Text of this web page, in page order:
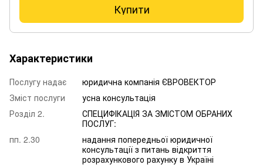
Купити
Характеристики
Послугу надає
юридична компанія ЄВРОВЕКТОР
Зміст послуги
усна консультація
Розділ 2.
СПЕЦИФІКАЦІЯ ЗА ЗМІСТОМ ОБРАНИХ
ПОСЛУГ:
пп. 2.30
надання попередньої юридичної
консультації з питань відкриття
розрахункового рахунку в Україні